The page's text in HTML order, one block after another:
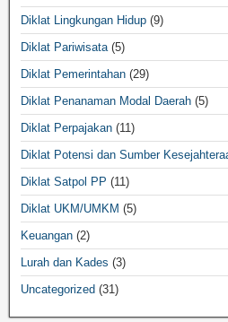
Diklat Lingkungan Hidup (9)
Diklat Pariwisata(5)
Diklat Pemerintahan (29)
Diklat Penanaman Modal Daerah (5)
Diklat Perpajakan (11)
Diklat Potensi dan Sumber
Diklat Satpol PP (11)
Diklat UKM/UMKM (5)
Keuangan (2)
Lurah dan Kades (3)
Uncategorized (31)